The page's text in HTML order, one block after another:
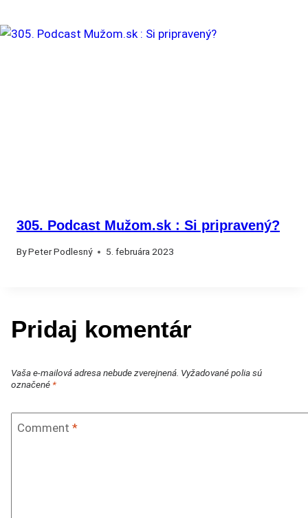
305. Podcast Mužom.sk : Si pripravený?
ByPeter Podlesný 5. februára 2023
Pridaj komentár
Vaša e-mailová adresa nebude zverejnená. Vyžadované polia sú
označené *
Comment *